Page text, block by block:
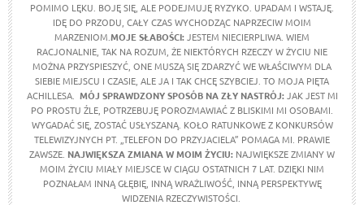
POMIMO LĘKU. BOJĘ SIĘ, ALE PODEJMUJĘ RYZYKO. UPADAM I WSTAJĘ.
IDĘ DO PRZODU, CAŁY CZAS WYCHODZĄC NAPRZECIW MOIM
MARZENIOM. MOJE SŁABOŚCI:JESTEM NIECIERPLIWA. WIEM
RACJONALNIE, TAK NA ROZUM, ŻE NIEKTÓRYCH RZECZY W ŻYCIU NIE
MOŻNA PRZYSPIESZYĆ, ONE MUSZĄ SIĘ ZDARZYĆ WE WŁAŚCIWYM DLA
SIEBIE MIEJSCU I CZASIE, ALE JA I TAK CHCĘ SZYBCIEJ. TO MOJA PIĘTA
ACHILLESA. MÓJ SPRAWDZONY SPOSÓB NA ZŁY NASTRÓJ:JAK JEST MI
PO PROSTU ŹLE, POTRZEBUJĘ POROZMAWIAĆ Z BLISKIMI MI OSOBAMI.
WYGADAĆ SIĘ, ZOSTAĆ USŁYSZANĄ. KOŁO RATUNKOWE Z KONKURSÓW
TELEWIZYJNYCH PT. „TELEFON DO PRZYJACIELA” POMAGA MI. PRAWIE
ZAWSZE. NAJWIĘKSZA ZMIANA W MOIM ŻYCIU: NAJWIĘKSZE ZMIANY W
MOIM ŻYCIU MIAŁY MIEJSCE W CIĄGU OSTATNICH 7 LAT. DZIĘKI NIM
POZNAŁAM INNĄ GŁĘBIĘ, INNĄ WRAŻLIWOŚĆ, INNĄ PERSPEKTYWĘ
WIDZENIA RZECZYWISTOŚCI.